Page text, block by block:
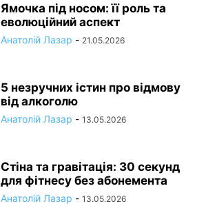
Ямочка під носом: її роль та
еволюційний аспект
Анатолій Лазар - 21.05.2026
5 незручних істин про відмову
від алкоголю
Анатолій Лазар - 13.05.2026
Стіна та гравітація: 30 секунд
для фітнесу без абонемента
Анатолій Лазар - 13.05.2026